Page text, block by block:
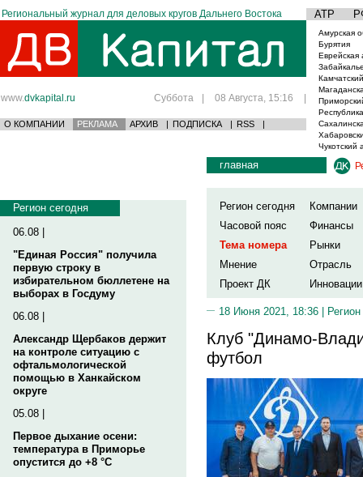
Региональный журнал для деловых кругов Дальнего Востока АТР
www.dvkapital.ru Суббота | 08 Августа, 15:16 |
О КОМПАНИИ РЕКЛАМА АРХИВ | ПОДПИСКА | RSS |
Амурская
Бурятия
Еврейская
Чукотский
Регион сегодня
06.08 |
"Единая Россия" получила
первую строку в
избирательном бюллетене на
выборах в Госдуму
06.08 |
Александр Щербаков держит
на контроле ситуацию с
офтальмологической
помощью в Ханкайском
округе
05.08 |
Первое дыхание осени:
температура в Приморье
опустится до +8 °C
главная
Регион сегодня
Компании
Часовой пояс
Финансы
Тема номера
Рынки
Мнение
Отрасль
Проект ДК
Инновации
18 Июня 2021, 18:36 |
Клуб "Динамо-
футбол